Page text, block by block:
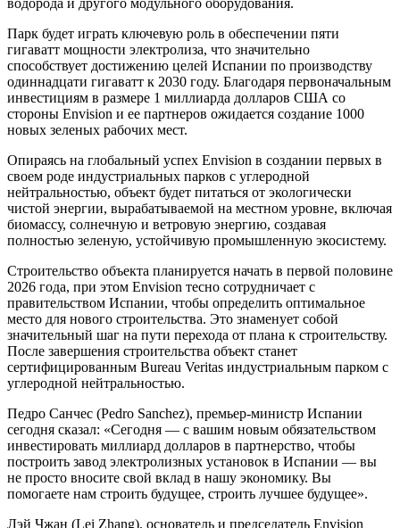
водорода и другого модульного оборудования.
Парк будет играть ключевую роль в обеспечении пяти
гигаватт мощности электролиза, что значительно
способствует достижению целей Испании по производству
одиннадцати гигаватт к 2030 году. Благодаря первоначальным
инвестициям в размере 1 миллиарда долларов США со
стороны Envision и ее партнеров ожидается создание 1000
новых зеленых рабочих мест.
Опираясь на глобальный успех Envision в создании первых в
своем роде индустриальных парков с углеродной
нейтральностью, объект будет питаться от экологически
чистой энергии, вырабатываемой на местном уровне, включая
биомассу, солнечную и ветровую энергию, создавая
полностью зеленую, устойчивую промышленную экосистему.
Строительство объекта планируется начать в первой половине
2026 года, при этом Envision тесно сотрудничает с
правительством Испании, чтобы определить оптимальное
место для нового строительства. Это знаменует собой
значительный шаг на пути перехода от плана к строительству.
После завершения строительства объект станет
сертифицированным Bureau Veritas индустриальным парком с
углеродной нейтральностью.
Педро Санчес (Pedro Sanchez), премьер-министр Испании
сегодня сказал: «Сегодня — с вашим новым обязательством
инвестировать миллиард долларов в партнерство, чтобы
построить завод электролизных установок в Испании — вы
не просто вносите свой вклад в нашу экономику. Вы
помогаете нам строить будущее, строить лучшее будущее».
Лэй Чжан (Lei Zhang), основатель и председатель Envision